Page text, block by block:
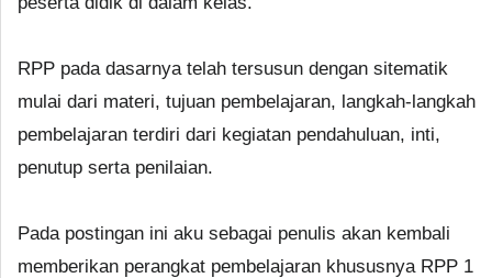
RPP pada dasarnya telah tersusun dengan sitematik
mulai dari materi, tujuan pembelajaran, langkah-langkah
pembelajaran terdiri dari kegiatan pendahuluan, inti,
penutup serta penilaian.
Pada postingan ini aku sebagai penulis akan kembali
memberikan perangkat pembelajaran khususnya RPP 1